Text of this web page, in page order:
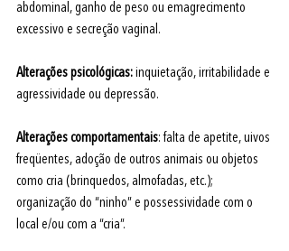
abdominal, ganho de peso ou emagrecimento
excessivo e secreção vaginal.
Alterações psicológicas: inquietação, irritabilidade e
agressividade ou depressão.
Alterações comportamentais: falta de apetite, uivos
freqüentes, adoção de outros animais ou objetos
como cria (brinquedos, almofadas, etc.);
organização do “ninho” e possessividade com o
local e/ou com a “cria”.